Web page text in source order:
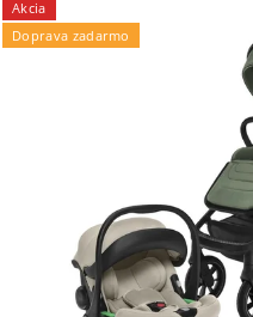
Akcia
Doprava zadarmo